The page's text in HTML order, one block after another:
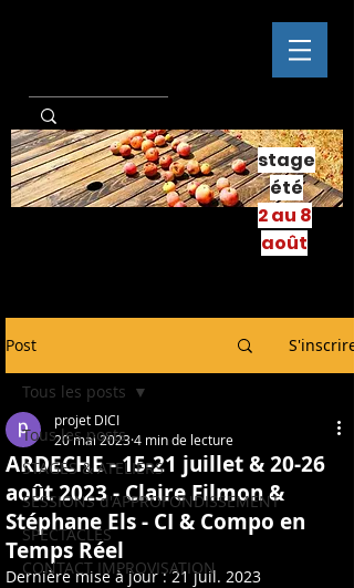
stage
été
2 au 8
août
Post S'inscrire
Tous les posts
STAGES & ATELIERS
SESSIONS d'APPROFONDISSEMENT
SPECTACLES
CONTACT IMPROVISATION
Tous les posts
ARDECHE - 15-21 juillet & 20-26
août 2023 - Claire Filmon &
Stéphane Els - CI & Compo en
Temps Réel
projet DICI
20 mai 20234 min de lecture
Dernière mise à jour :21 juil. 2023